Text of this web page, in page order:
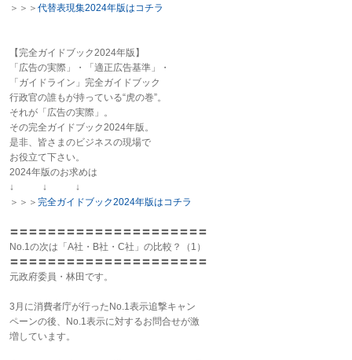
＞＞＞ 代替表現集2024年版はコチラ
【完全ガイドブック2024年版】
「広告の実際」・「適正広告基準」・
「ガイドライン」完全ガイドブック
行政官の誰もが持っている“虎の巻”。
それが「広告の実際」。
その完全ガイドブック2024年版。
是非、皆さまのビジネスの現場で
お役立て下さい。
2024年版のお求めは
↓ ↓ ↓
＞＞＞ 完全ガイドブック2024年版はコチラ
〓〓〓〓〓〓〓〓〓〓〓〓〓〓〓〓〓〓〓〓〓
No.1の次は「A社・B社・C社」の比較？（1）
〓〓〓〓〓〓〓〓〓〓〓〓〓〓〓〓〓〓〓〓〓
元政府委員・林田です。
3月に消費者庁が行ったNo.1表示追撃キャン
ペーンの後、No.1表示に対するお問合せが激
増しています。